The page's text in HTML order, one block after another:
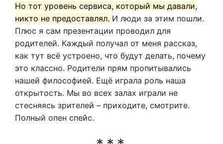
Но тот уровень сервиса, который мы давали,
никто не предоставлял. И люди за этим пошли.
Плюс я сам презентации проводил для
родителей. Каждый получал от меня рассказ,
как тут всё устроено, что будут делать, почему
это классно. Родители прям пропитывались
нашей философией. Ещё играла роль наша
открытость. Мы во всех залах играли не
стесняясь зрителей – приходите, смотрите.
Полный опен спейс.